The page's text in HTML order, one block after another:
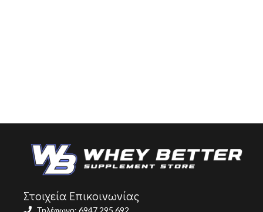
Στοιχεία Επικοινωνίας
Τηλέφωνο: 6947 295 692